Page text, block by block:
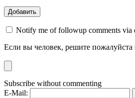
Notify me of followup comments via
Если вы человек, решите пожалуйста
Subscribe without commenting
E-Mail: